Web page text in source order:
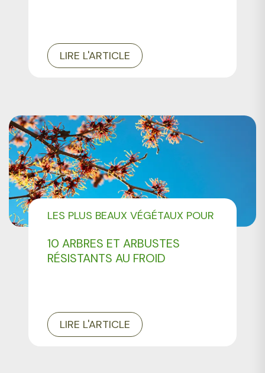
LIRE L'ARTICLE
10 ARBRES ET ARBUSTES
RÉSISTANTS AU FROID
LES PLUS BEAUX VÉGÉTAUX POUR
LIRE L'ARTICLE